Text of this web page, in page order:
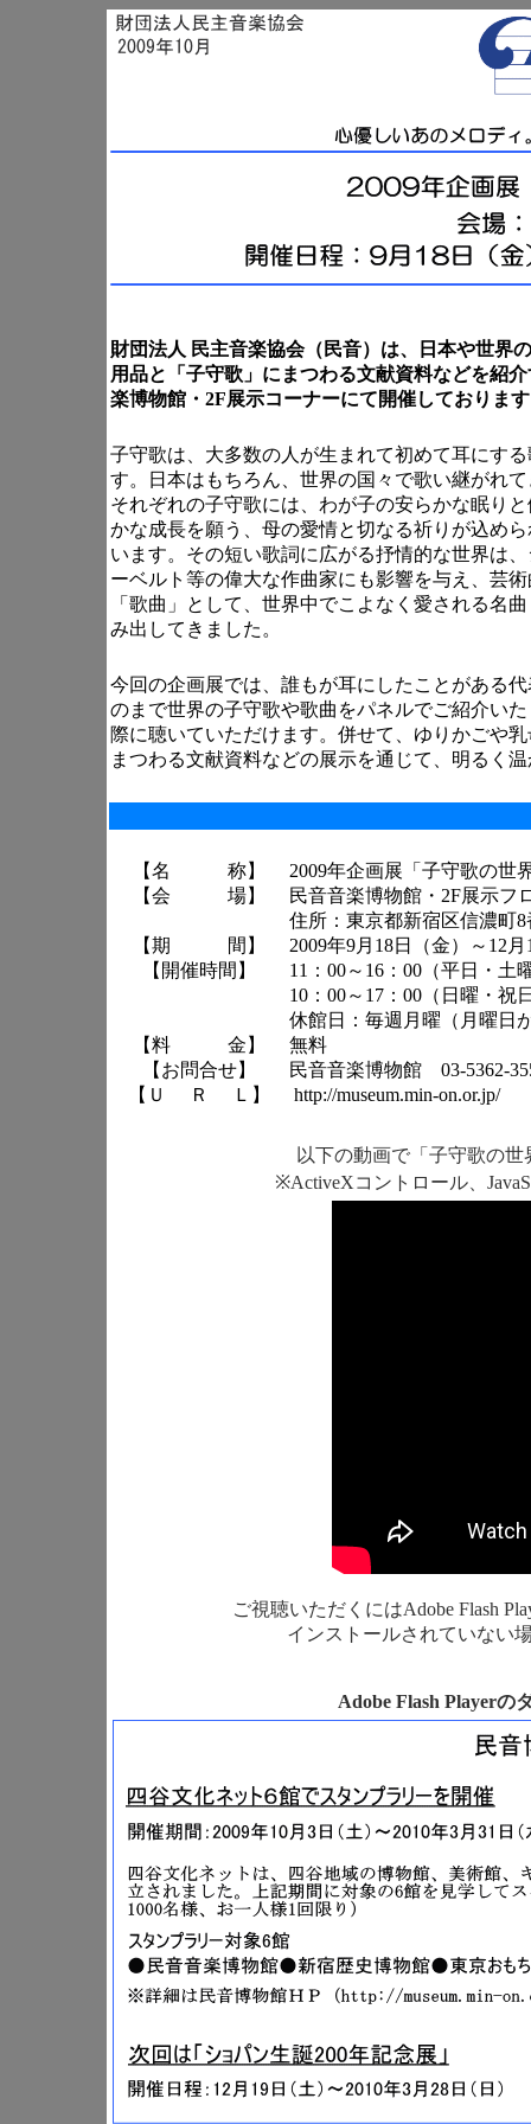
財団法人 民主音楽協会（民音）は、日本や世界
用品と「子守歌」にまつわる文献資料などを紹
楽博物館・2F展示コーナーにて開催しておりま
子守歌は、大多数の人が生まれて初めて耳にする
す。日本はもちろん、世界の国々で歌い継がれて
それぞれの子守歌には、わが子の安らかな眠りと
かな成長を願う、母の愛情と切なる祈りが込めら
います。その短い歌詞に広がる抒情的な世界は、
ーベルト等の偉大な作曲家にも影響を与え、芸術
「歌曲」として、世界中でこよなく愛される名
み出してきました。
今回の企画展では、誰もが耳にしたことがある
のまで世界の子守歌や歌曲をパネルでご紹介い
際に聴いていただけます。併せて、ゆりかごや
まつわる文献資料などの展示を通じて、明るく
【名 称】
2009年企画展「子守歌の世
【会 場】
民音音楽博物館・2F展示フ
住所：東京都新宿区信濃町
【期 間】
2009年9月18日（金）～12
【開催時間】
11：00～16：00（平日・土
10：00～17：00（日曜・祝
休館日：毎週月曜（月曜日
【料 金】
無料
【お問合せ】
民音音楽博物館 03-5362-
【Ｕ Ｒ Ｌ】
http://museum.min-on.or.jp/
以下の動画で「子守歌の
※ActiveXコントロール、
ご視聴いただくにはAdobe Flash
インストールされていない
Adobe Flash Player